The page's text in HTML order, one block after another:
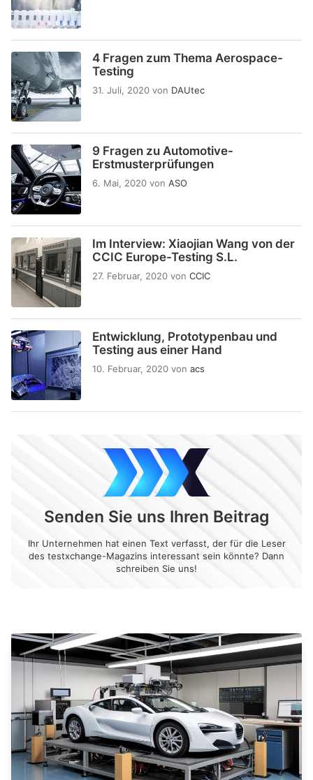
4 Fragen zum Thema Aerospace-
Testing
31. Juli, 2020 von DAUtec
9 Fragen zu Automotive-
Erstmusterprüfungen
6. Mai, 2020 von ASO
Im Interview: Xiaojian Wang von der
CCIC Europe-Testing S.L.
27. Februar, 2020 von CCIC
Entwicklung, Prototypenbau und
Testing aus einer Hand
10. Februar, 2020 von acs
Senden Sie uns Ihren Beitrag
Ihr Unternehmen hat einen Text verfasst, der für die Leser
des testxchange-Magazins interessant sein könnte? Dann
schreiben Sie uns!